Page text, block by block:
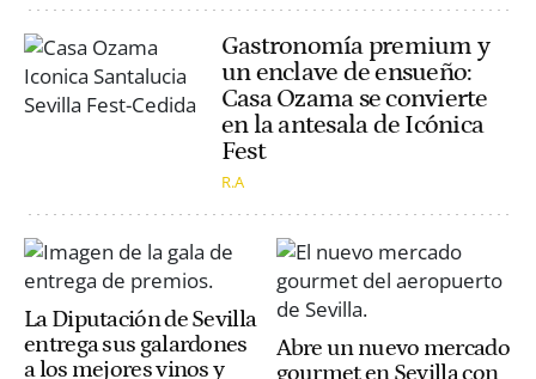
Gastronomía premium y
un enclave de ensueño:
Casa Ozama se convierte
en la antesala de Icónica
Fest
R.A
La Diputación de Sevilla
entrega sus galardones
a los mejores vinos y
Abre un nuevo mercado
gourmet en Sevilla con